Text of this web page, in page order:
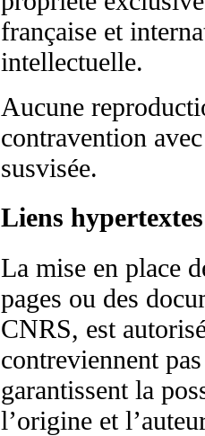
française et
intellectuelle.
Aucune
contravention
susvisée.
Liens hypertextes
La mise en place
pages ou des
CNRS, est
contreviennent
garantissent la
l’origine et